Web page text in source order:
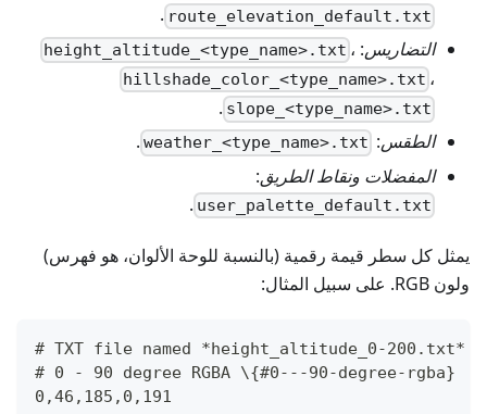
route_elevation_default.txt
.
التضاريس:
height_altitude_<type_name>.txt ،
hillshade_color_<type_name>.txt ،
slope_<type_name>.txt
.
الطقس:
weather_<type_name>.txt
.
المفضلات ونقاط الطريق:
user_palette_default.txt
.
يمثل كل سطر قيمة رقمية (بالنسبة للوحة الألوان، هو فهرس)
ولون RGB. على سبيل المثال:
# TXT file named *height_altitude_0-
# 0 - 90 degree RGBA \{#0---90-degree-rgba}
0,46,185,0,191